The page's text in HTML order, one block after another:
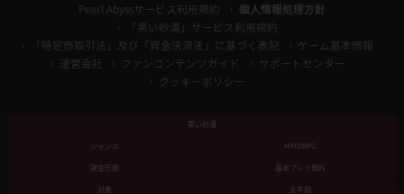
Pearl Abyssサービス利用規約
個人情報処理方針
「黒い砂漠」サービス利用規約
「特定商取引法」及び「資金決済法」に基づく表記
ゲーム基本情報
運営会社
ファンコンテンツガイド
サポートセンター
クッキーポリシー
黒い砂漠
ジャンル
MMORPG
課金形態
基本プレイ無料
対象
全年齢